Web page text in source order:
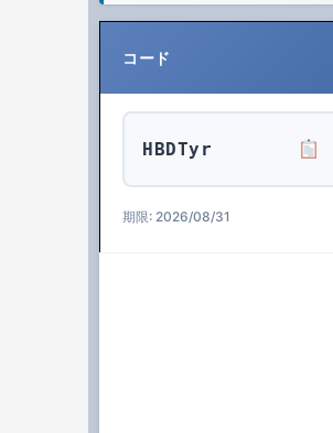
コード
HBDTyr
期限: 2026/08/31